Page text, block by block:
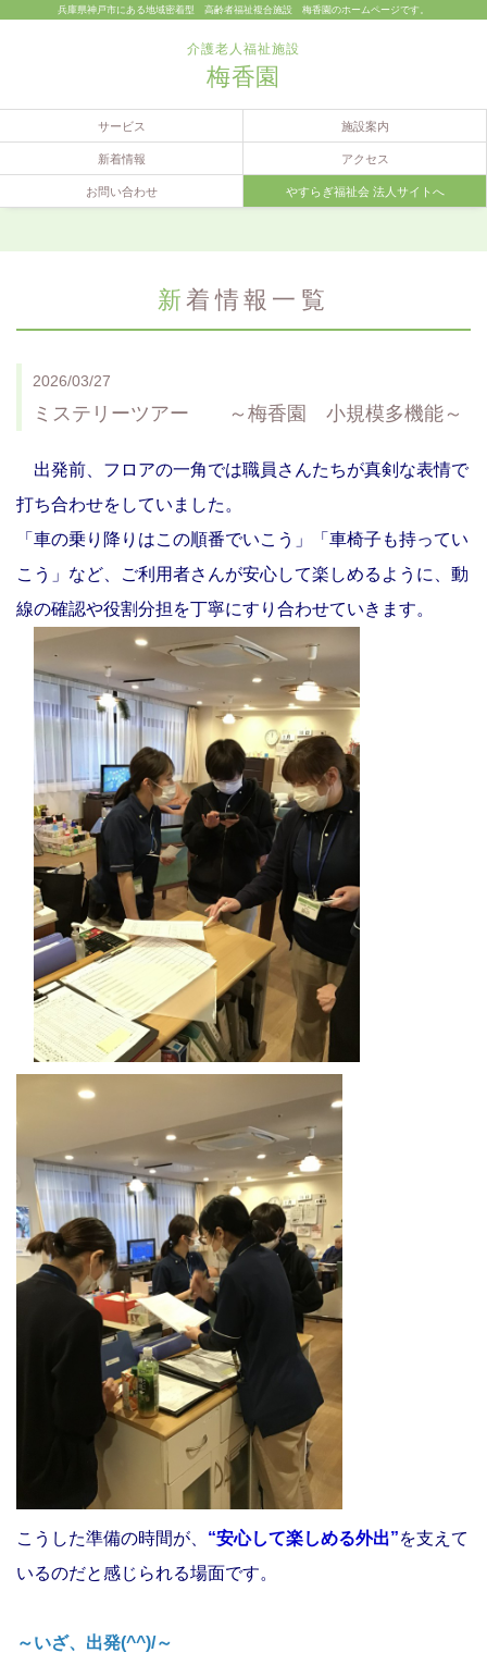
兵庫県神戸市にある地域密着型 高齢者福祉複合施設 梅香園のホームページです。
介護老人福祉施設
梅香園
サービス 施設案内
新着情報 アクセス
お問い合わせ やすらぎ福祉会 法人サイトへ
新着情報一覧
2026/03/27
ミステリーツアー ～梅香園 小規模多機能～
出発前、フロアの一角では職員さんたちが真剣な表情で
打ち合わせをしていました。
「車の乗り降りはこの順番でいこう」「車椅子も持ってい
こう」など、ご利用者さんが安心して楽しめるように、動
線の確認や役割分担を丁寧にすり合わせていきます。
こうした準備の時間が、 “安心して楽しめる外出”を支えて
いるのだと感じられる場面です。
～いざ、出発(^^)/～